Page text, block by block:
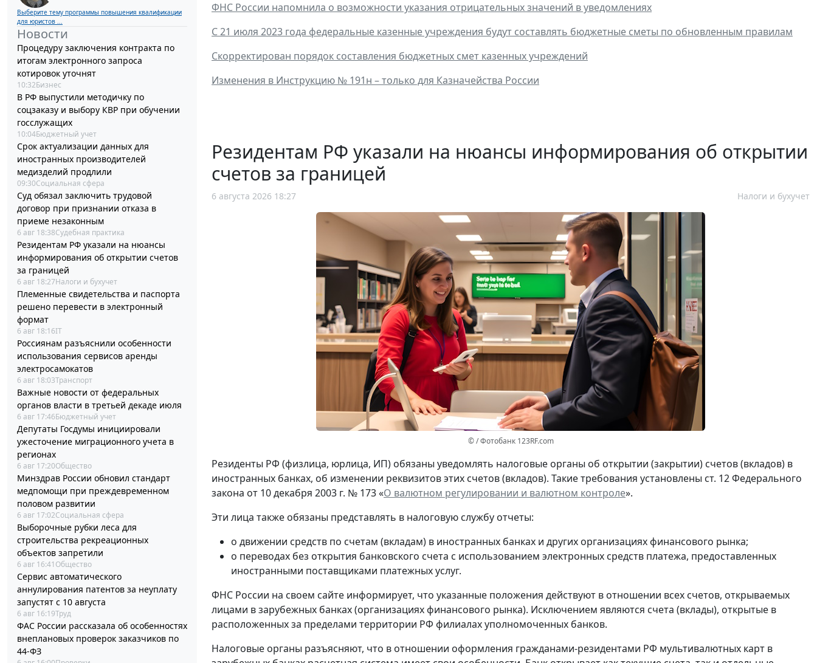
Выберите тему программы повышения квалификации
для юристов ...
Новости
Процедуру заключения контракта по
итогам электронного запроса
котировок уточнят
10:32Бизнес
В РФ выпустили методичку по
соцзаказу и выбору КВР при обучении
госслужащих
10:04Бюджетный учет
Срок актуализации данных для
иностранных производителей
медизделий продлили
09:30Социальная сфера
Суд обязал заключить трудовой
договор при признании отказа в
приеме незаконным
6 авг 18:38Судебная практика
Резидентам РФ указали на нюансы
информирования об открытии счетов
за границей
6 авг 18:27Налоги и бухучет
Племенные свидетельства и паспорта
решено перевести в электронный
формат
6 авг 18:16IT
Россиянам разъяснили особенности
использования сервисов аренды
электросамокатов
6 авг 18:03Транспорт
Важные новости от федеральных
органов власти в третьей декаде июля
6 авг 17:46Бюджетный учет
Депутаты Госдумы инициировали
ужесточение миграционного учета в
регионах
6 авг 17:20Общество
Минздрав России обновил стандарт
медпомощи при преждевременном
половом развитии
6 авг 17:02Социальная сфера
Выборочные рубки леса для
строительства рекреационных
объектов запретили
6 авг 16:41 Общество
Сервис автоматического
аннулирования патентов за неуплату
запустят с 10 августа
6 авг 16:19Труд
ФАС России рассказала об особенностях
внеплановых проверок заказчиков по
44-ФЗ
ФНС России напомнила о возможности указания отрицательных значений в уведомлениях
С 21 июля 2023 года федеральные казенные учреждения будут составлять бюджетные сметы по обновленным правилам
Скорректирован порядок составления бюджетных смет казенных учреждений
Изменения в Инструкцию № 191н – только для Казначейства России
Резидентам РФ указали на нюансы информирования об открытии
счетов за границей
6 августа 2026 18:27 Налоги и бухучет
© / Фотобанк 123RF.com
Резиденты РФ (физлица, юрлица, ИП) обязаны уведомлять налоговые органы об открытии (закрытии) счетов (вкладов) в
иностранных банках, об изменении реквизитов этих счетов (вкладов). Такие требования установлены ст. 12 Федерального
закона от 10 декабря 2003 г. № 173 «О валютном регулировании и валютном контроле».
Эти лица также обязаны представлять в налоговую службу отчеты:
о движении средств по счетам (вкладам) в иностранных банках и других организациях финансового рынка;
о переводах без открытия банковского счета с использованием электронных средств платежа, предоставленных
иностранными поставщиками платежных услуг.
ФНС России на своем сайте информирует, что указанные положения действуют в отношении всех счетов, открываемых
лицами в зарубежных банках (организациях финансового рынка). Исключением являются счета (вклады), открытые в
расположенных за пределами территории РФ филиалах уполномоченных банков.
Налоговые органы разъясняют, что в отношении оформления гражданами-резидентами РФ мультивалютных карт в